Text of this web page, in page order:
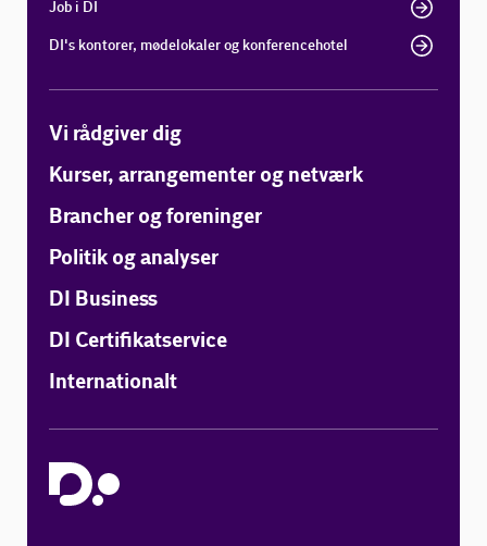
Job i DI
DI's kontorer, mødelokaler og konferencehotel
Vi rådgiver dig
Kurser, arrangementer og netværk
Brancher og foreninger
Politik og analyser
DI Business
DI Certifikatservice
Internationalt